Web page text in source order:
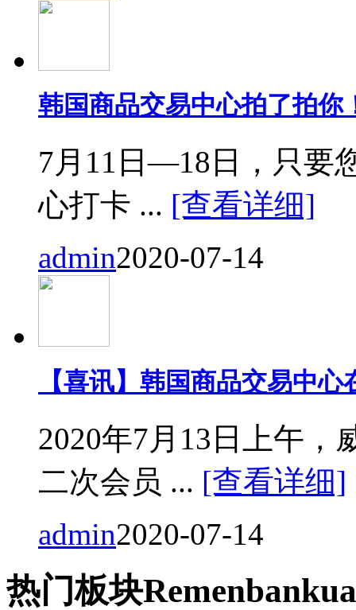
韩国商品交易中心拍了拍你
7月11日—18日，只要
心打卡 ... [查看详细]
admin2020-07-14
【喜讯】韩国商品交易中
2020年7月13日上午，
二次会员 ... [查看详细]
admin2020-07-14
热门板块Remen